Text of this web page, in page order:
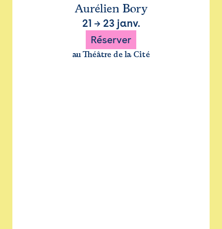
Aurélien Bory
21 → 23 janv.
Réserver
au Théâtre de la Cité